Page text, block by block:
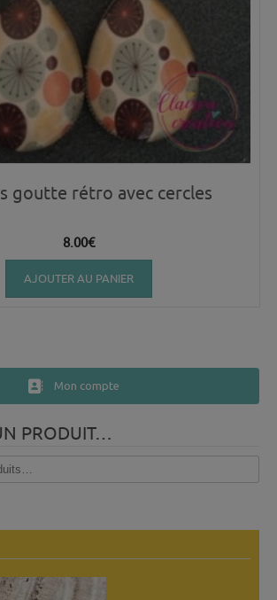
goutte rétro avec cercles
8.00€
AJOUTER AU PANIER
Mon compte
PRODUIT…